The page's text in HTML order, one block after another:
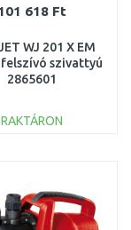
618 Ft
WJ 201 X EM
szivattyú
2865601
RAKTÁRON